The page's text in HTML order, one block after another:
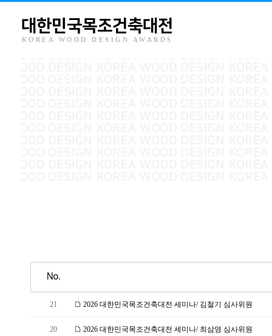
대한민국목조건축대전
KOREA WOOD DESIGN AWARDS
No.
21 2026 대한민국목조건축대전 세미나/ 김철기 심사위원
20 2026 대한민국목조건축대전 세미나/ 최삼영 심사위원